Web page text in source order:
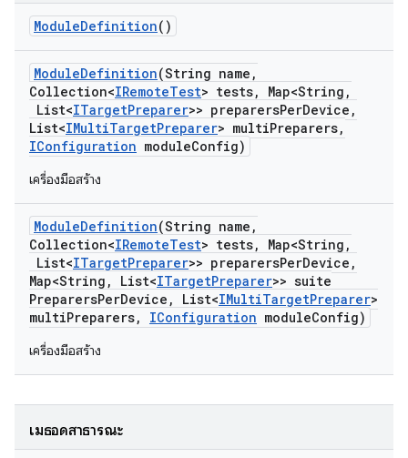
ModuleDefinition()
ModuleDefinition(String name ,
Collection<IRemoteTest> tests, Map<String ,
List<ITargetPreparer>> preparersPerDevice ,
List<IMultiTargetPreparer> multiPreparers,
IConfiguration moduleConfig)
เครื่องมือสร้าง
ModuleDefinition(String name ,
Collection<IRemoteTest> tests, Map<String ,
List<ITargetPreparer>> preparersPerDevice ,
Map<String , List<ITargetPreparer>> suite
PreparersPerDevice , List<IMultiTargetPreparer>
multiPreparers, IConfiguration moduleConfig)
เครื่องมือสร้าง
เมธอดสาธารณะ